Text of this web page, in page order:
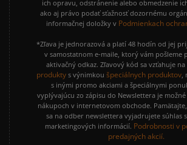
ich opravu, odstránenie alebo obmedzenie
ako aj právo podať sťažnosť dozornému
informačnej doložky v Podmienkach
*Zľava je jednorazová a platí 48 hodín od jej
v samostatnom e-maile, ktorý vám pošleme
aktivačný odkaz. Zľavový kód sa vzťahuje na
produkty s výnimkou špeciálnych produktov,
s inými promo akciami a špeciálnymi
vyplývajúcu zo zápisu do Newslettera je
nákupoch v internetovom obchode.
sa na odber newslettera vyjadrujete súhlas
marketingových informácií. Podrobnosti v
predajných akcií.